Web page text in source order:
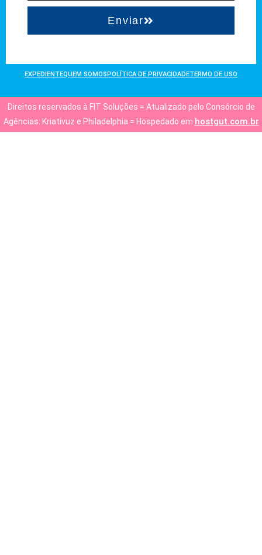
Enviar
EXPEDIENTEQUEM SOMOSPOLÍTICA DE PRIVACIDADETERMO DE USO
Direitos reservados à FIT Soluções = Atualizado pelo Consórcio de
Agências: Kriativuz e Philadelphia = Hospedado em hostgut.com.br